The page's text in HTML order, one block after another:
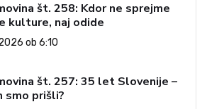
št. 258: Kdor ne sprejme
kulture, naj odide
ob 6:10
št. 257: 35 let Slovenije –
smo prišli?